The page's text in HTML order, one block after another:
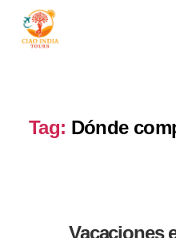
Tag: Dónde
Vacaciones